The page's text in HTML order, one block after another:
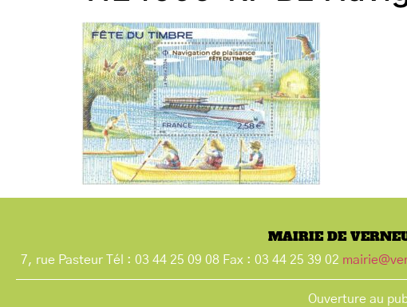
MAIRIE DE
7, rue Pasteur Tél : 03 44 25 09 08 Fax : 03 44 25 39 02
Ouverture au